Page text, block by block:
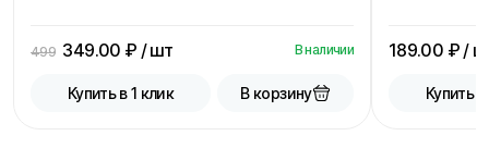
499 349.00 ₽ / шт В наличии
Купить в 1 клик В корзину
189.00 ₽ /
Купить в